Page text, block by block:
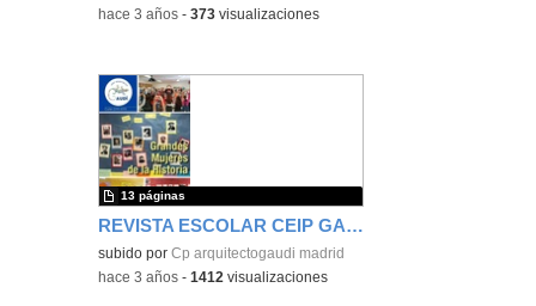
-hace 3 años -373 visualizaciones
REVISTA ESCOLAR CEIP GAUDÍ 2019
subido porCp arquitectogaudi madrid
13 páginas
-hace 3 años -1412 visualizaciones